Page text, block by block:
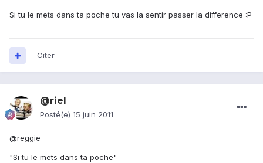
Si tu le mets dans ta poche tu vas la sentir passer la difference :P
Citer
@riel
Posté(e) 15 juin 2011
@reggie
"Si tu le mets dans ta poche"